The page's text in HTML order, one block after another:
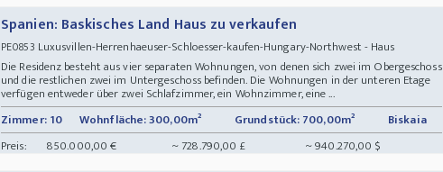
Spanien: Baskisches Land Haus zu verkaufen
PE0853 Luxusvillen-Herrenhaeuser-Schloesser-kaufen-Hungary-Northwest - Haus
Die Residenz besteht aus vier separaten Wohnungen, von denen sich zwei im Obergeschoss
und die restlichen zwei im Untergeschoss befinden. Die Wohnungen in der unteren Etage
verfügen entweder über zwei Schlafzimmer, ein Wohnzimmer, eine ...
Zimmer: 10
Wohnfläche: 300,00m² Grundstück: 700,00m²
Biskaia
Preis:
850.000,00 € ~ 728.790,00 £ ~ 940.270,00 $